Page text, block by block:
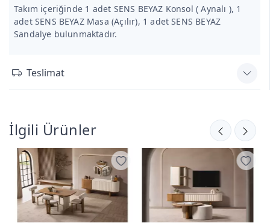
Takım içeriğinde 1 adet SENS BEYAZ Konsol ( Aynalı ), 1
adet SENS BEYAZ Masa (Açılır), 1 adet SENS BEYAZ
Sandalye bulunmaktadır.
Teslimat
İlgili Ürünler